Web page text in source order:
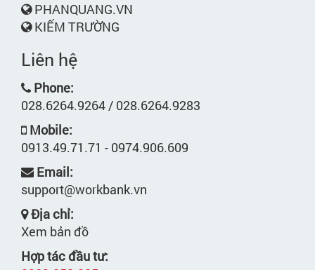
PHANQUANG.VN
KIẾM TRƯỜNG
Liên hệ
Phone:
028.6264.9264 / 028.6264.9283
Mobile:
0913.49.71.71 - 0974.906.609
Email:
support@workbank.vn
Địa chỉ:
Xem bản đồ
Hợp tác đầu tư: